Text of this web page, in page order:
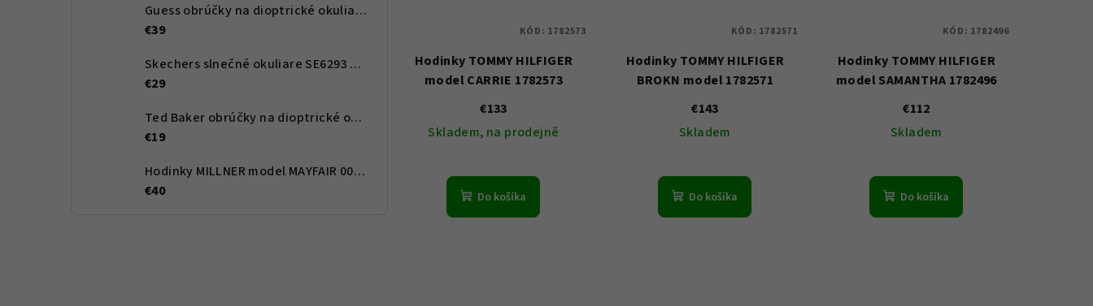
Guess obrúčky na dioptrické okuliare GU2847 083 56 - Dámské
€39
Skechers slnečné okuliare SE6293 90D 59 - Dámské
€29
Ted Baker obrúčky na dioptrické okuliare TBB965 351 48 - Dětské
€19
Hodinky MILLNER model MAYFAIR 0010103
€40
Hodinky TOMMY HILFIGER
model CARRIE 1782573
€133
Skladem, na prodejně
Do košíka
KÓD: 1782573
Hodinky TOMMY HILFIGER
BROKN model 1782571
€143
Skladem
Do košíka
KÓD: 1782571
Hodinky TOMMY HILFIGER
model SAMANTHA 1782496
€112
Skladem
Do košíka
KÓD: 1782496